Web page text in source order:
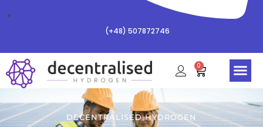
(+48) 507872746
0
DECENTRALISED HYDROGEN